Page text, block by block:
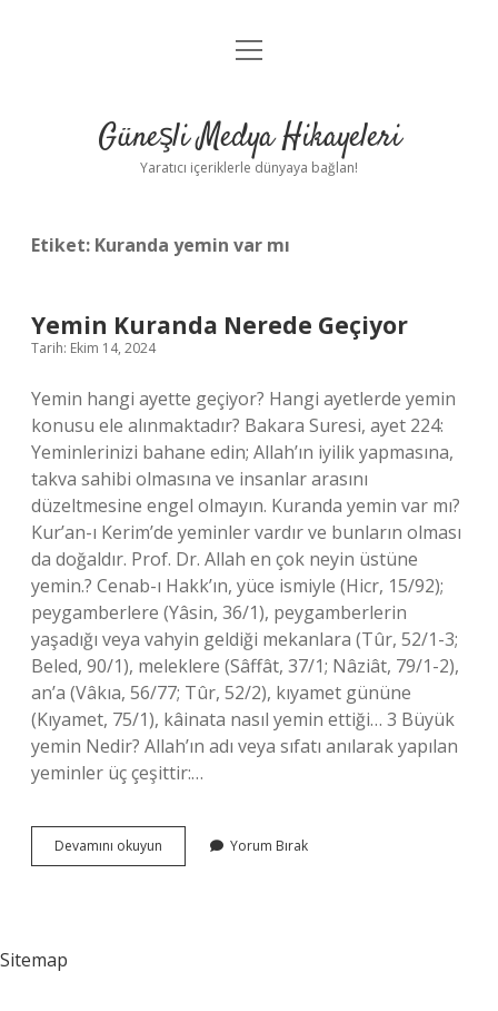
Anasayfa
Yasal Uyarı
menüyü
Güneşli Medya Hikayeleri
Yaratıcı içeriklerle dünyaya bağlan!
Etiket: Kuranda yemin var mı
Yemin Kuranda Nerede Geçiyor
Tarih: Ekim 14, 2024
Yemin hangi ayette geçiyor? Hangi ayetlerde yemin
konusu ele alınmaktadır? Bakara Suresi, ayet 224:
Yeminlerinizi bahane edin; Allah’ın iyilik yapmasına,
takva sahibi olmasına ve insanlar arasını
düzeltmesine engel olmayın. Kuranda yemin var mı?
Kur’an-ı Kerim’de yeminler vardır ve bunların olması
da doğaldır. Prof. Dr. Allah en çok neyin üstüne
yemin.? Cenab-ı Hakk’ın, yüce ismiyle (Hicr, 15/92);
peygamberlere (Yâsin, 36/1), peygamberlerin
yaşadığı veya vahyin geldiği mekanlara (Tûr, 52/1-3;
Beled, 90/1), meleklere (Sâffât, 37/1; Nâziât, 79/1-2),
an’a (Vâkıa, 56/77; Tûr, 52/2), kıyamet gününe
(Kıyamet, 75/1), kâinata nasıl yemin ettiği… 3 Büyük
yemin Nedir? Allah’ın adı veya sıfatı anılarak yapılan
yeminler üç çeşittir:…
Devamını okuyun
Kuranda
Yorum Bırak
Sitemap